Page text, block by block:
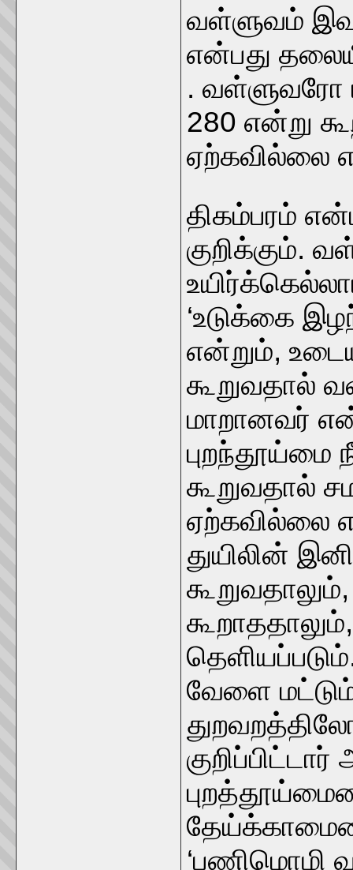
வள்ளுவம்
என்பது
. வள்ளுவரோ
280 என்று
ஏற்கவில்லை
திகம்பரம்
குறிக்கும்.
‘உடுக்கை
என்றும்,
கூறுவதால்
மாறானவர்
புறந்தூய்மை
கூறுவதால்
துயிலின்
வேளை
‘பணிமொழி